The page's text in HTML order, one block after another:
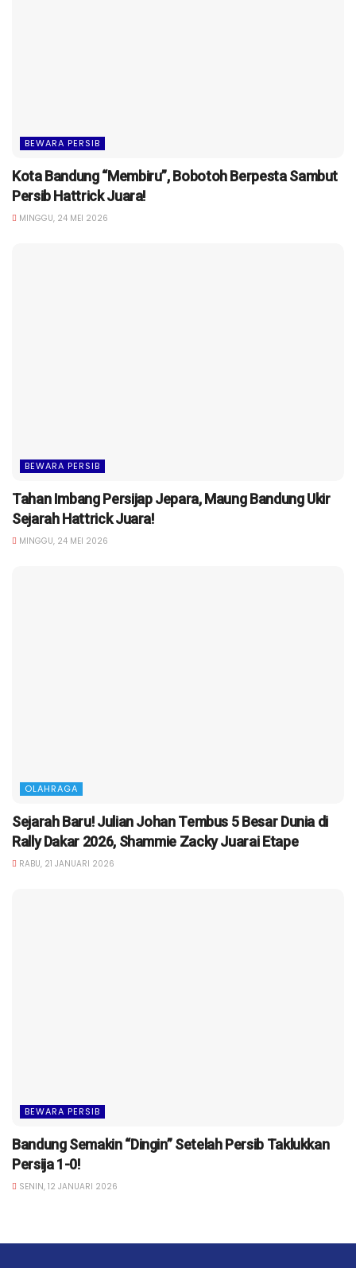
BEWARA PERSIB
Kota Bandung “Membiru”, Bobotoh Berpesta Sambut
Persib Hattrick Juara!
MINGGU, 24 MEI 2026
BEWARA PERSIB
Tahan Imbang Persijap Jepara, Maung Bandung Ukir
Sejarah Hattrick Juara!
MINGGU, 24 MEI 2026
OLAHRAGA
Sejarah Baru! Julian Johan Tembus 5 Besar Dunia di
Rally Dakar 2026, Shammie Zacky Juarai Etape
RABU, 21 JANUARI 2026
BEWARA PERSIB
Bandung Semakin “Dingin” Setelah Persib Taklukkan
Persija 1-0!
SENIN, 12 JANUARI 2026